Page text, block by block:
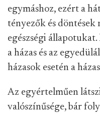
egymáshoz, ezért a
tényezők és döntések
egészségi
a házas és az
házasok esetén a
Az egyértelműen
valószínűsége, bár